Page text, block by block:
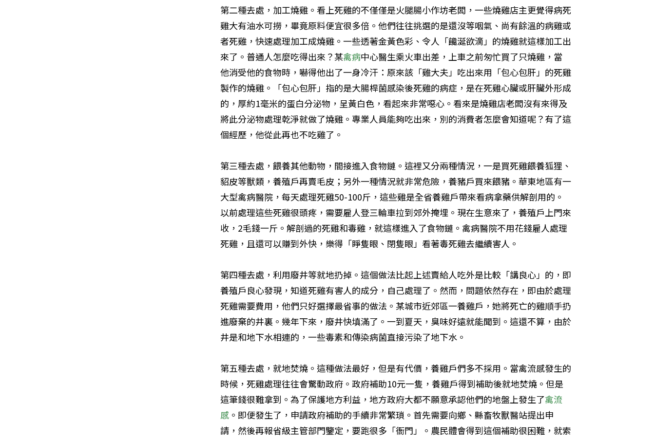
第二種去處，加工燒雞。看上死雞的不僅僅是火腿腸小作坊老闆，一些燒雞店主更覺得病死
雞大有油水可撈，畢竟原料便宜很多倍。他們往往挑選的是還沒等咽氣、尚有餘溫的病雞或
者死雞，快速處理加工成燒雞。一些透著金黃色彩、令人「饞涎欲滴」的燒雞就這樣加工出
來了。普通人怎麼吃得出來？某禽病中心醫生乘火車出差，上車之前匆忙買了只燒雞，當
他消受他的食物時，嚇得他出了一身冷汗：原來該「雞大夫」吃出來用「包心包肝」的死雞
製作的燒雞。「包心包肝」指的是大腸桿菌感染後死雞的病症，是在死雞心臟或肝臟外形成
的，厚約1毫米的蛋白分泌物，呈黃白色，看起來非常噁心。看來是燒雞店老闆沒有來得及
將此分泌物處理乾淨就做了燒雞。專業人員能夠吃出來，別的消費者怎麼會知道呢？有了這
個經歷，他從此再也不吃雞了。
第三種去處，餵養其他動物，間接進入食物鏈。這裡又分兩種情況，一是買死雞餵養狐狸、
貂皮等獸類，養殖戶再賣毛皮；另外一種情況就非常危險，養豬戶買來餵豬。華東地區有一
大型禽病醫院，每天處理死雞50-100斤，這些雞是全省養雞戶帶來看病拿藥供解剖用的。
以前處理這些死雞很頭疼，需要雇人登三輪車拉到郊外掩埋。現在生意來了，養殖戶上門來
收，2毛錢一斤。解剖過的死雞和毒雞，就這樣進入了食物鏈。禽病醫院不用花錢雇人處理
死雞，且還可以賺到外快，樂得「睜隻眼、閉隻眼」看著毒死雞去繼續害人。
第四種去處，利用廢井等就地扔掉。這個做法比起上述賣給人吃外是比較「講良心」的，即
養殖戶良心發現，知道死雞有害人的成分，自己處理了。然而，問題依然存在，即由於處理
死雞需要費用，他們只好選擇最省事的做法。某城市近郊區一養雞戶，她將死亡的雞順手扔
進廢棄的井裏。幾年下來，廢井快填滿了。一到夏天，臭味好遠就能聞到。這還不算，由於
井是和地下水相連的，一些毒素和傳染病菌直接污染了地下水。
第五種去處，就地焚燒。這種做法最好，但是有代價，養雞戶們多不採用。當禽流感發生的
時候，死雞處理往往會驚動政府。政府補助10元一隻，養雞戶得到補助後就地焚燒。但是
這筆錢很難拿到。為了保護地方利益，地方政府大都不願意承認他們的地盤上發生了禽流
感 。即便發生了，申請政府補助的手續非常繁瑣。首先需要向鄉、縣畜牧獸醫站提出申
請，然後再報省級主管部門鑒定，要跑很多「衙門」。農民體會得到這個補助很困難，就索